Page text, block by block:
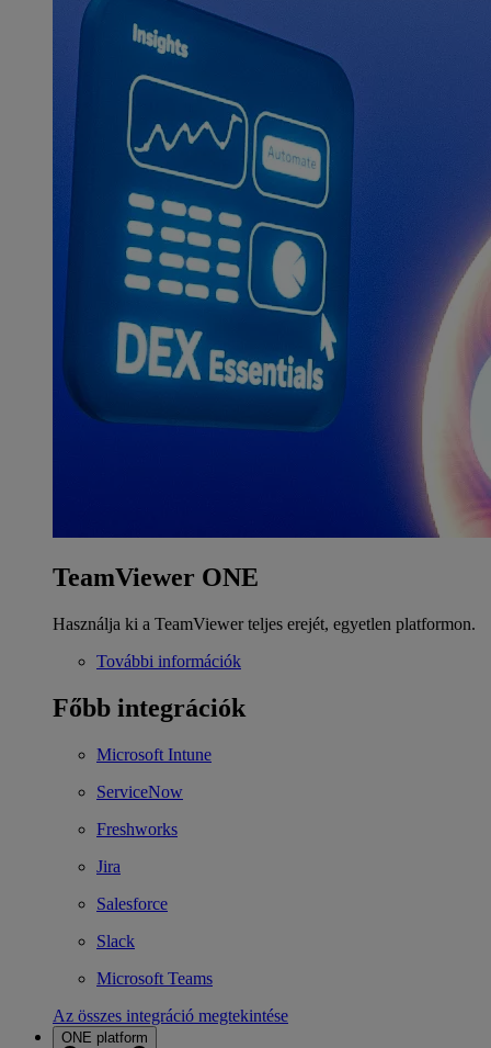
TeamViewer ONE
Használja ki a TeamViewer teljes erejét, egyetlen platformon.
További információk
Főbb integrációk
Microsoft Intune
ServiceNow
Freshworks
Jira
Salesforce
Slack
Microsoft Teams
Az összes integráció megtekintése
ONE platform